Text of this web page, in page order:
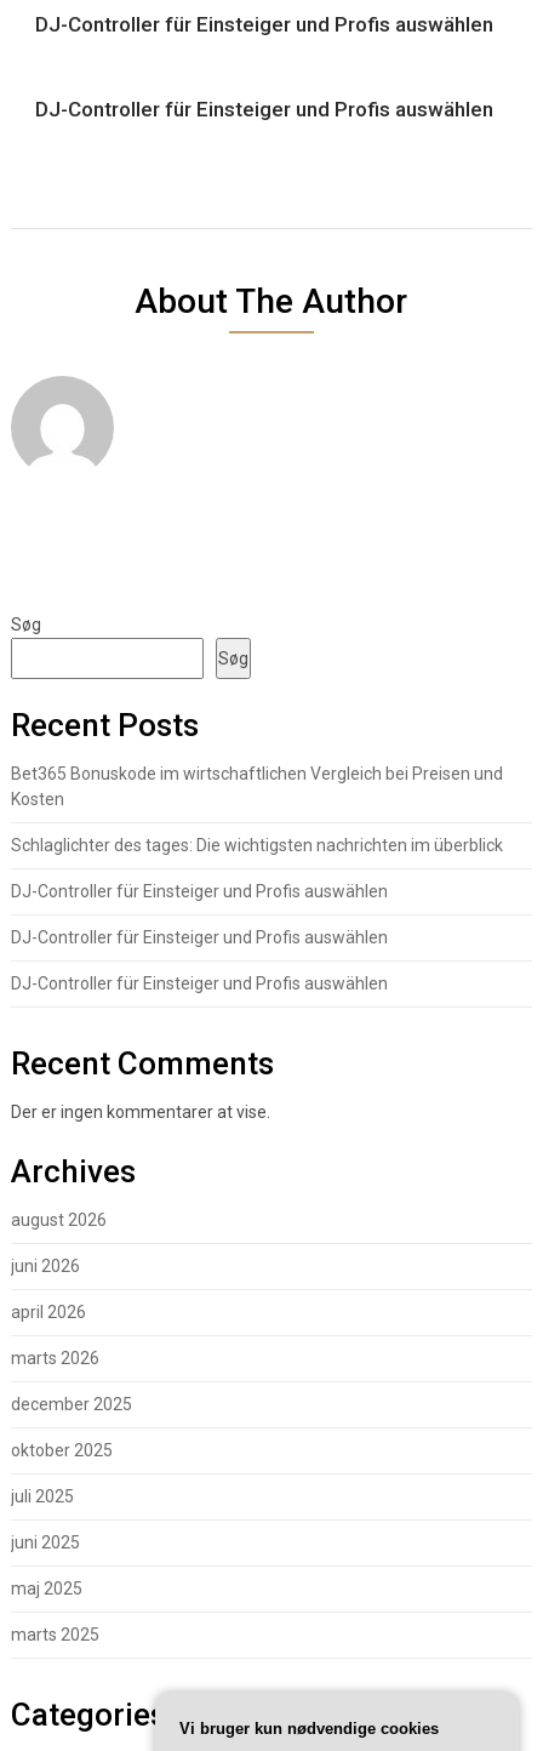
DJ-Controller für Einsteiger und Profis auswählen
DJ-Controller für Einsteiger und Profis auswählen
About The Author
Søg
Søg
Recent Posts
Bet365 Bonuskode im wirtschaftlichen Vergleich bei Preisen und
Kosten
Schlaglichter des tages: Die wichtigsten nachrichten im überblick
DJ-Controller für Einsteiger und Profis auswählen
DJ-Controller für Einsteiger und Profis auswählen
DJ-Controller für Einsteiger und Profis auswählen
Recent Comments
Der er ingen kommentarer at vise.
Archives
august 2026
juni 2026
april 2026
marts 2026
december 2025
oktober 2025
juli 2025
juni 2025
maj 2025
marts 2025
Categories
Vi bruger kun nødvendige cookies